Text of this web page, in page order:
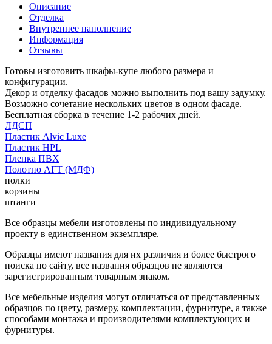
Описание
Отделка
Внутреннее наполнение
Информация
Отзывы
Готовы изготовить шкафы-купе любого размера и
конфигурации.
Декор и отделку фасадов можно выполнить под вашу задумку.
Возможно сочетание нескольких цветов в одном фасаде.
Бесплатная сборка в течение 1-2 рабочих дней.
ЛДСП
Пластик Alvic Luxe
Пластик HPL
Пленка ПВХ
Полотно АГТ (МДФ)
полки
корзины
штанги
Все образцы мебели изготовлены по индивидуальному
проекту в единственном экземпляре.
Образцы имеют названия для их различия и более быстрого
поиска по сайту, все названия образцов не являются
зарегистрированным товарным знаком.
Все мебельные изделия могут отличаться от представленных
образцов по цвету, размеру, комплектации, фурнитуре, а также
способами монтажа и производителями комплектующих и
фурнитуры.